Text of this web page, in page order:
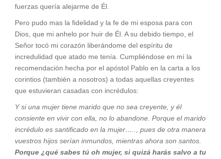
fuerzas quería alejarme de Él.
Pero pudo mas la fidelidad y la fe de mi esposa para con
Dios, que mi anhelo por huir de Él. A su debido tiempo, el
Señor tocó mi corazón liberándome del espíritu de
incredulidad que atado me tenía. Cumpliéndose en mí la
recomendación hecha por el apóstol Pablo en la carta a los
corintios (también a nosotros) a todas aquellas creyentes
que estuvieran casadas con incrédulos:
Y si una mujer tiene marido que no sea creyente, y él
consiente en vivir con ella, no lo abandone. Porque el marido
incrédulo es santificado en la mujer….., pues de otra manera
vuestros hijos serían inmundos, mientras ahora son santos.
Porque ¿qué sabes tú oh mujer, si quizá harás salvo a tu